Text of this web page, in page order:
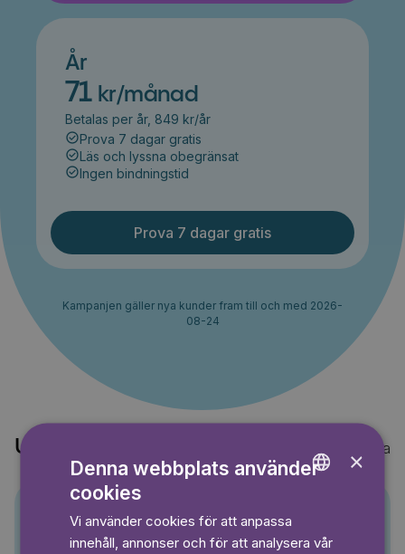
År
71 kr/månad
Betalas per år, 849 kr/år
Prova 7 dagar gratis
Läs och lyssna obegränsat
Ingen bindningstid
Prova 7 dagar gratis
Kampanjen gäller nya kunder fram till och med 2026-
08-24
Upptäck också Visa alla
×
Denna webbplats använder
cookies
Vi använder cookies för att anpassa
innehåll, annonser och för att analysera vår